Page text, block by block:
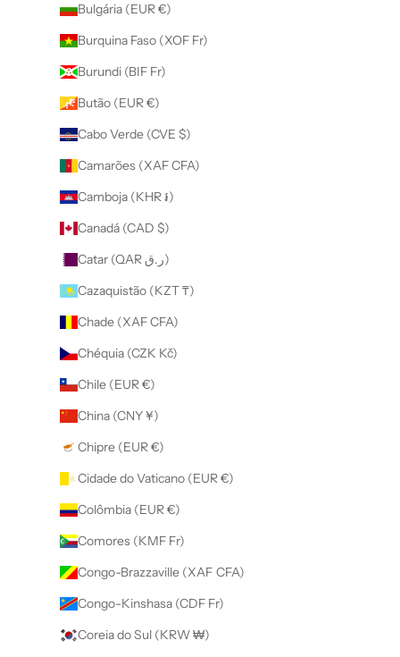
Bulgária (EUR €)
Burquina Faso (XOF Fr)
Burundi (BIF Fr)
Butão (EUR €)
Cabo Verde (CVE $)
Camarões (XAF CFA)
Camboja (KHR ៛)
Canadá (CAD $)
Catar (QAR ر.ق)
Cazaquistão (KZT ₸)
Chade (XAF CFA)
Chéquia (CZK Kč)
Chile (EUR €)
China (CNY ¥)
Chipre (EUR €)
Cidade do Vaticano (EUR €)
Colômbia (EUR €)
Comores (KMF Fr)
Congo-Brazzaville (XAF CFA)
Congo-Kinshasa (CDF Fr)
Coreia do Sul (KRW ₩)